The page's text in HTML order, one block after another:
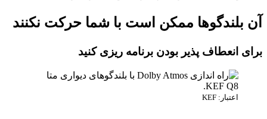
آن بلندگوها ممکن است با شما حرکت نکنند
برای انعطاف پذیر بودن برنامه ریزی کنید
اعتبار: KEF